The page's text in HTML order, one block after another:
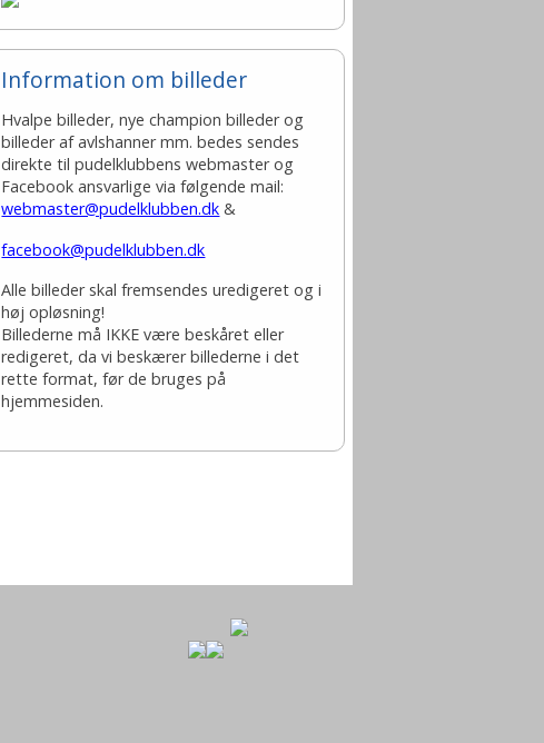
Information om billeder
Hvalpe billeder, nye champion billeder og
billeder af avlshanner mm. bedes sendes
direkte til pudelklubbens webmaster og
Facebook ansvarlige via følgende mail:
webmaster@pudelklubben.dk &
facebook@pudelklubben.dk
Alle billeder skal fremsendes uredigeret og i
høj opløsning!
Billederne må IKKE være beskåret eller
redigeret, da vi beskærer billederne i det
rette format, før de bruges på
hjemmesiden.